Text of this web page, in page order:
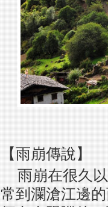
【雨崩傳說】
雨崩在很久
常到瀾滄江邊